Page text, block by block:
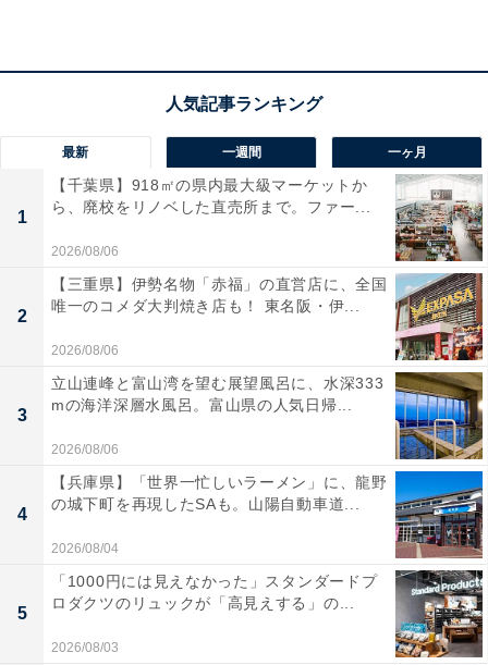
消費者庁による注意喚起特集
消費者庁のリコール情報サイトでは、モバイルバッテリ
ーに関する注意喚起の特集を掲載しています。消費者自
身が使用している製品のリコール情報や製品情報を確認
することを促すものです。日頃から最新のリコール情報
をチェックして、事故を未然に防ぎましょう。
製品の実際の画像を見る
最新 一週間 一ヶ月
1
【千葉県】918㎡の県内最大級マーケットか
ら、廃校をリノベした直売所まで。ファー...
2026/08/06
2
【三重県】伊勢名物「赤福」の直営店に、全国
唯一のコメダ大判焼き店も！ 東名阪・伊...
2026/08/06
3
立山連峰と富山湾を望む展望風呂に、水深333
mの海洋深層水風呂。富山県の人気日帰...
2026/08/06
4
【兵庫県】「世界一忙しいラーメン」に、龍野
の城下町を再現したSAも。山陽自動車道...
2026/08/04
5
「1000円には見えなかった」スタンダードプ
ロダクツのリュックが「高見えする」の...
2026/08/03